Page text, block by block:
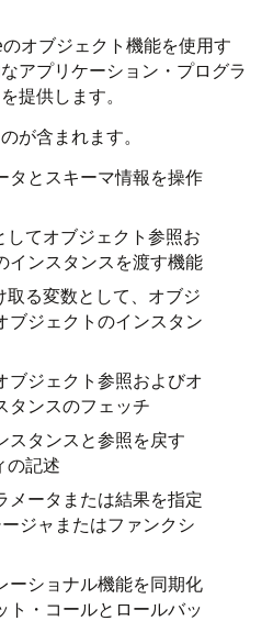
オブジェクト機能を使用す
アプリケーション・プログラ
提供します。
が含まれます。
タとスキーマ情報を操作
してオブジェクト参照お
インスタンスを渡す機能
取る変数として、オブジ
ブジェクトのインスタン
ブジェクト参照およびオ
タンスのフェッチ
スタンスと参照を戻す
の記述
メータまたは結果を指定
ジャまたはファンクシ
ーショナル機能を同期化
ト・コールとロールバッ